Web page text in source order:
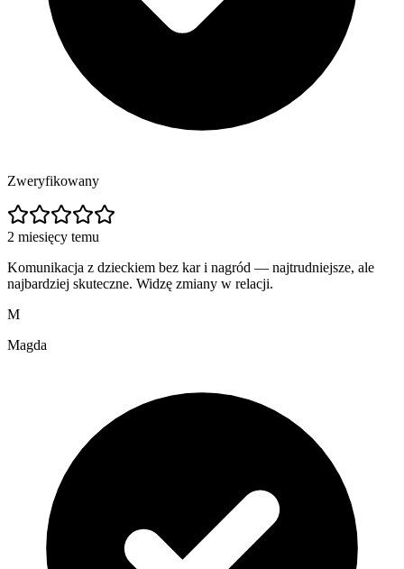
Zweryfikowany
2 miesięcy temu
Komunikacja z dzieckiem bez kar i nagród — najtrudniejsze, ale
najbardziej skuteczne. Widzę zmiany w relacji.
M
Magda